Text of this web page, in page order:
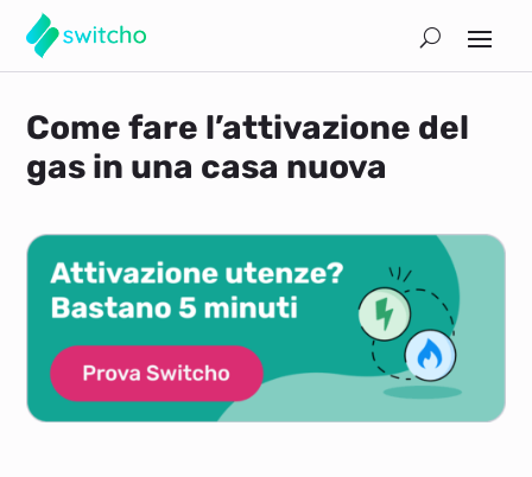
Come fare l’attivazione del
gas in una casa nuova